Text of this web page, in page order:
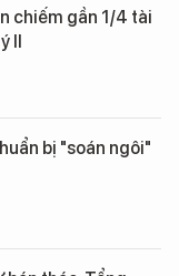
chiếm gần 1/4 tài
II
bị "soán ngôi"